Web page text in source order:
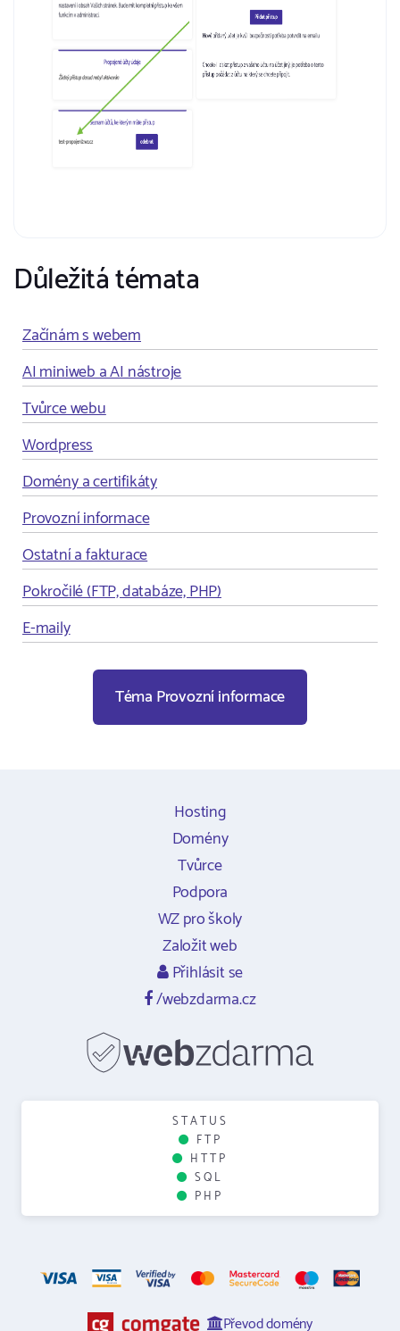
Důležitá témata
Začínám s webem
AI miniweb a AI nástroje
Tvůrce webu
Wordpress
Domény a certifikáty
Provozní informace
Ostatní a fakturace
Pokročilé (FTP, databáze, PHP)
E-maily
Téma Provozní informace
Hosting
Domény
Tvůrce
Podpora
WZ pro školy
Založit web
Přihlásit se
/webzdarma.cz
STATUS
FTP
HTTP
SQL
PHP
Převod domény